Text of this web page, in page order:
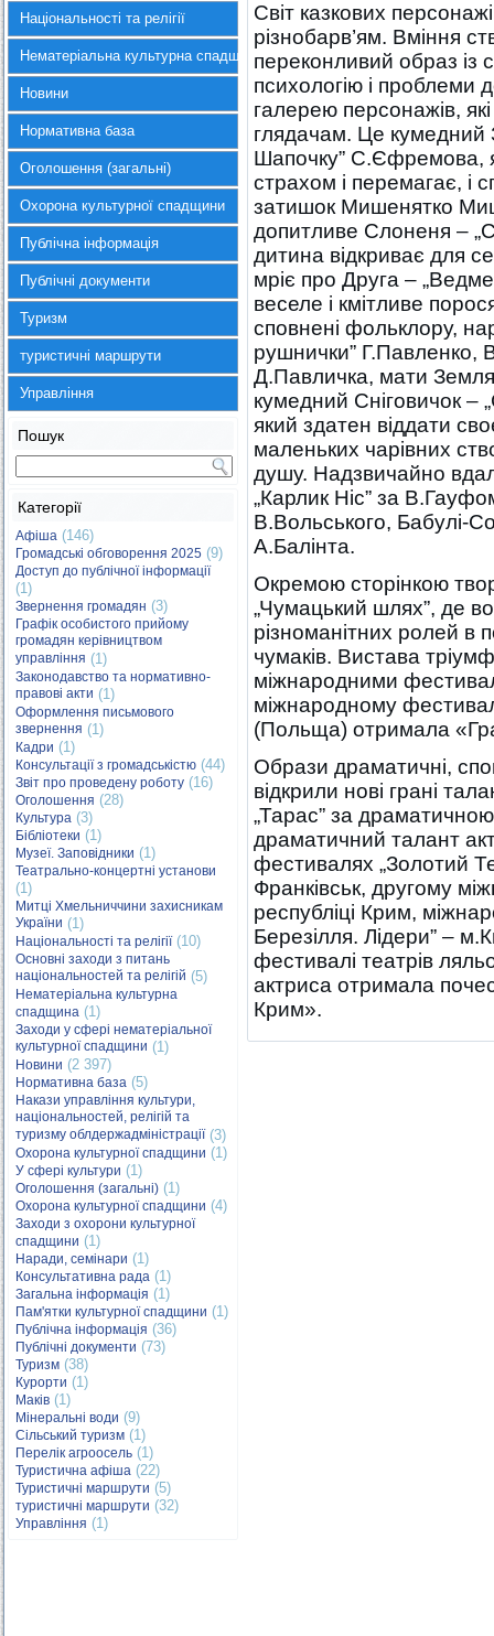
Національності та релігії
Нематеріальна культурна спадщина
Новини
Нормативна база
Оголошення (загальні)
Охорона культурної спадщини
Публічна інформація
Публічні документи
Туризм
туристичні маршрути
Управління
Пошук
Категорії
Афіша (146)
Громадські обговорення 2025 (9)
Доступ до публічної інформації
(1)
Звернення громадян (3)
Графік особистого прийому
громадян керівництвом
управління (1)
Законодавство та нормативно-
правові акти (1)
Оформлення письмового
звернення (1)
Кадри (1)
Консультації з громадськістю (44)
Звіт про проведену роботу (16)
Оголошення (28)
Культура (3)
Бібліотеки (1)
Музеї. Заповідники (1)
Театрально-концертні установи
(1)
Митці Хмельниччини захисникам
України (1)
Національності та релігії(10)
Основні заходи з питань
національностей та релігій (5)
Нематеріальна культурна
спадщина (1)
Заходи у сфері нематеріальної
культурної спадщини (1)
Новини (2 397)
Нормативна база (5)
Накази управління культури,
національностей, релігій та
туризму облдержадміністрації(3)
Охорона культурної спадщини (1)
У сфері культури (1)
Оголошення (загальні) (1)
Охорона культурної спадщини (4)
Заходи з охорони культурної
спадщини (1)
Наради, семінари (1)
Консультативна рада (1)
Загальна інформація (1)
Пам'ятки культурної спадщини (1)
Публічна інформація (36)
Публічні документи (73)
Туризм (38)
Курорти (1)
Маків (1)
Мінеральні води (9)
Сільський туризм (1)
Перелік агроосель (1)
Туристична афіша (22)
Туристичні маршрути (5)
туристичні маршрути (32)
Управління (1)
Світ казкових
різнобарв’ям. Вміння
переконливий образ із
психологію і проблеми
галерею персонажів,
глядачам. Це
Шапочку” С.Єфремова,
страхом і перемагає, і
затишок Мишенятко
допитливе Слоненя –
дитина відкриває для
мріє про Друга –
веселе і кмітливе
сповнені фольклору,
рушнички” Г.Павленко,
Д.Павличка, мати Земля
кумедний Сніговичок –
який здатен віддати
маленьких чарівних
душу. Надзвичайно
„Карлик Ніс” за
В.Вольського, Бабулі-
А.Балінта.
Окремою сторінкою
„Чумацький шлях”, де
різноманітних ролей в
чумаків. Вистава
міжнародними
міжнародному
(Польща) отримала
Образи драматичні,
відкрили нові грані
„Тарас” за
драматичний талант
фестивалях „Золотий
Франківськ, другому
республіці Крим,
Березілля. Лідери” –
фестивалі театрів
актриса отримала
Крим».